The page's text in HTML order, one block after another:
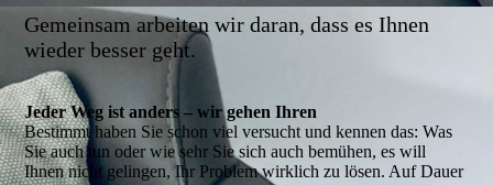
Gemeinsam arbeiten wir daran, dass es Ihnen
wieder besser geht.
Jeder Weg ist anders – wir gehen Ihren
Bestimmt haben Sie schon viel versucht und kennen das: Was
Sie auch tun oder wie sehr Sie sich auch bemühen, es will
Ihnen nicht gelingen, Ihr Problem wirklich zu lösen. Auf Dauer